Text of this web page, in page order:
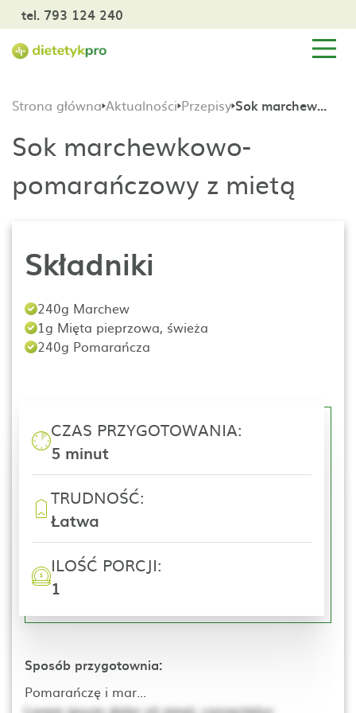
tel. 793 124 240
Strona główna Aktualności Przepisy Sok marchewkowo-pomarańczowy z mietą
Sok marchewkowo-
pomarańczowy z mietą
Składniki
240g Marchew
1g Mięta pieprzowa, świeża
240g Pomarańcza
CZAS PRZYGOTOWANIA:
5 minut
TRUDNOŚĆ:
Łatwa
ILOŚĆ PORCJI:
1
Sposób przygotownia:
Pomarańczę i mar...